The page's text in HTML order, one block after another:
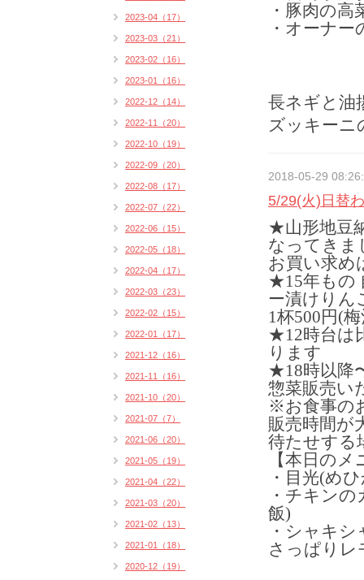
・豚肉の高
・オーナ
長ネギと油
ズッキーニ
2018-05-29
5/29(火)日替
★山形地豆
なってきま
お買い求め
★15年もの
ー漬けりん
1杯500円(
★12時台は
ります
★18時以降
惣菜販売い
※お食事の
販売時間が
待たせする
【本日の
・目光(め
・チキン
飯)
・シャキ
さっぱりレ
2023-04（17）
2023-03（21）
2023-02（16）
2023-01（16）
2022-12（14）
2022-11（20）
2022-10（19）
2022-09（20）
2022-08（17）
2022-07（22）
2022-06（15）
2022-05（18）
2022-04（17）
2022-03（23）
2022-02（15）
2022-01（17）
2021-12（16）
2021-11（16）
2021-10（20）
2021-07（7）
2021-06（20）
2021-05（19）
2021-04（22）
2021-03（20）
2021-02（13）
2021-01（18）
2020-12（19）